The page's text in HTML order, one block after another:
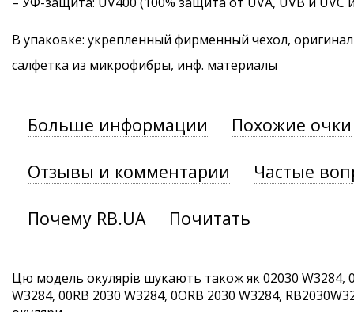
В упаковке: укрепленный фирменный чехол,
салфетка из микрофибры, инф. материалы
Больше информации Похожие очки
Отзывы и комментарии Частые
Почему RB.UA Почитать
Цю модель окулярів шукають також як 02030 W3284,
W3284, 00RB 2030 W3284, 0ORB 2030 W3284,